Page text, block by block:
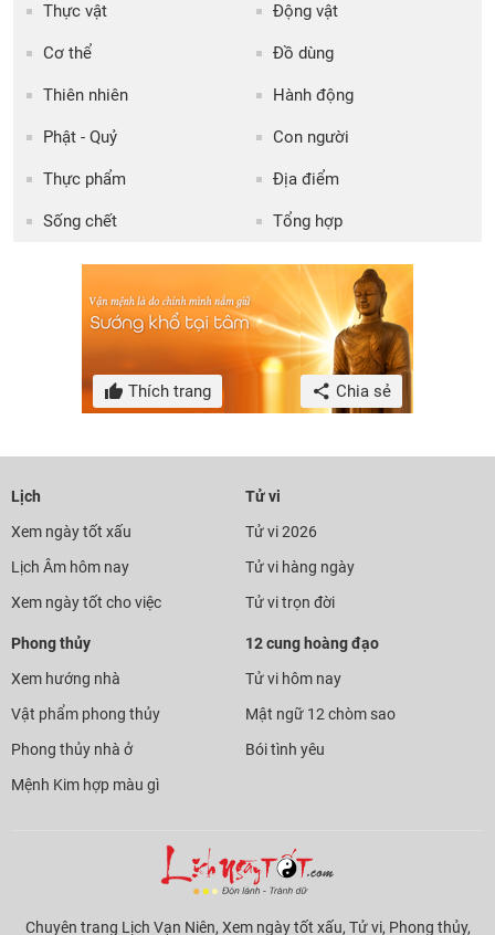
Thực vật Động vật
Cơ thể Đồ dùng
Thiên nhiên Hành động
Phật - Quỷ Con người
Thực phẩm Địa điểm
Sống chết Tổng hợp
Thích trang Chia sẻ
Lịch
Xem ngày tốt xấu
Lịch Âm hôm nay
Xem ngày tốt cho việc
Tử vi
Tử vi 2026
Tử vi hàng ngày
Tử vi trọn đời
Phong thủy
Xem hướng nhà
Vật phẩm phong thủy
Phong thủy nhà ở
Mệnh Kim hợp màu gì
12 cung hoàng đạo
Tử vi hôm nay
Mật ngữ 12 chòm sao
Bói tình yêu
Chuyên trang Lịch Vạn Niên, Xem ngày tốt xấu, Tử vi, Phong thủy,